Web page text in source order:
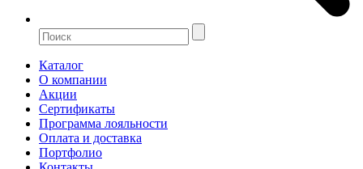
Каталог
О компании
Акции
Сертификаты
Программа лояльности
Оплата и доставка
Портфолио